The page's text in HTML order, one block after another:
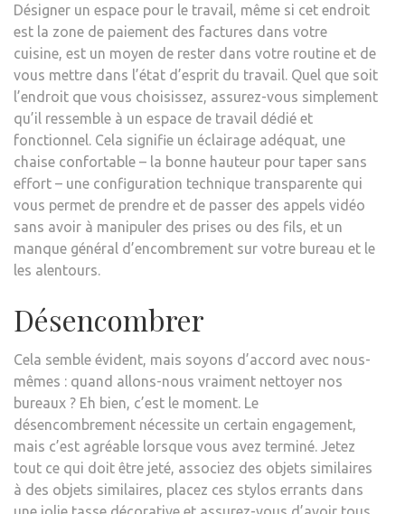
Désigner un espace pour le travail, même si cet endroit
est la zone de paiement des factures dans votre
cuisine, est un moyen de rester dans votre routine et de
vous mettre dans l’état d’esprit du travail. Quel que soit
l’endroit que vous choisissez, assurez-vous simplement
qu’il ressemble à un espace de travail dédié et
fonctionnel. Cela signifie un éclairage adéquat, une
chaise confortable – la bonne hauteur pour taper sans
effort – une configuration technique transparente qui
vous permet de prendre et de passer des appels vidéo
sans avoir à manipuler des prises ou des fils, et un
manque général d’encombrement sur votre bureau et le
les alentours.
Désencombrer
Cela semble évident, mais soyons d’accord avec nous-
mêmes : quand allons-nous vraiment nettoyer nos
bureaux ? Eh bien, c’est le moment. Le
désencombrement nécessite un certain engagement,
mais c’est agréable lorsque vous avez terminé. Jetez
tout ce qui doit être jeté, associez des objets similaires
à des objets similaires, placez ces stylos errants dans